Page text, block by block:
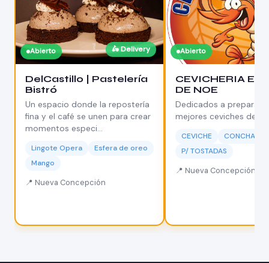
🛵 Delivery
Abierto
DelCastillo | Pastelería
Bistró
Un espacio donde la repostería
fina y el café se unen para crear
momentos especi...
Lingote Opera
Esfera de oreo
Mango
📍 Nueva Concepción
Abierto
CEVICHERIA EL
DE NOE
Dedicados a preparar
mejores ceviches de la
CEVICHE
CONCHAS
P/ TOSTADAS
📍 Nueva Concepción